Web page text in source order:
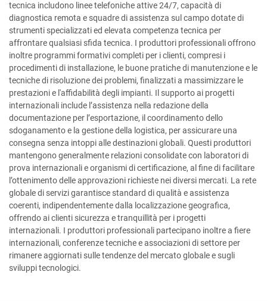
tecnica includono linee telefoniche attive 24/7, capacità di
diagnostica remota e squadre di assistenza sul campo dotate di
strumenti specializzati ed elevata competenza tecnica per
affrontare qualsiasi sfida tecnica. I produttori professionali offrono
inoltre programmi formativi completi per i clienti, compresi i
procedimenti di installazione, le buone pratiche di manutenzione e le
tecniche di risoluzione dei problemi, finalizzati a massimizzare le
prestazioni e l'affidabilità degli impianti. Il supporto ai progetti
internazionali include l’assistenza nella redazione della
documentazione per l’esportazione, il coordinamento dello
sdoganamento e la gestione della logistica, per assicurare una
consegna senza intoppi alle destinazioni globali. Questi produttori
mantengono generalmente relazioni consolidate con laboratori di
prova internazionali e organismi di certificazione, al fine di facilitare
l’ottenimento delle approvazioni richieste nei diversi mercati. La rete
globale di servizi garantisce standard di qualità e assistenza
coerenti, indipendentemente dalla localizzazione geografica,
offrendo ai clienti sicurezza e tranquillità per i progetti
internazionali. I produttori professionali partecipano inoltre a fiere
internazionali, conferenze tecniche e associazioni di settore per
rimanere aggiornati sulle tendenze del mercato globale e sugli
sviluppi tecnologici.